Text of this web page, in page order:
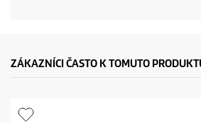
ZÁKAZNÍCI ČASTO K TOMUTO